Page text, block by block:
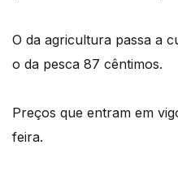
O da agricultura passa a
o da pesca 87 cêntimos.
Preços que entram em
feira.